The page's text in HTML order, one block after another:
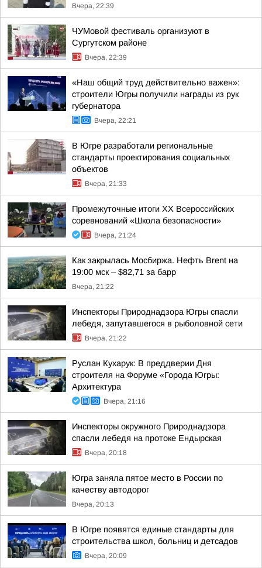
Вчера, 22:39
ЧУМовой фестиваль организуют в
Сургутском районе
Вчера, 22:39
«Наш общий труд действительно важен»:
строители Югры получили награды из рук
губернатора
Вчера, 22:21
В Югре разработали региональные
стандарты проектирования социальных
объектов
Вчера, 21:33
Промежуточные итоги XX Всероссийских
соревнований «Школа безопасности»
Вчера, 21:24
Как закрылась Мосбиржа. Нефть Brent на
19:00 мск – $82,71 за барр
Вчера, 21:22
Инспекторы Природнадзора Югры спасли
лебедя, запутавшегося в рыболовной сети
Вчера, 21:22
Руслан Кухарук: В преддверии Дня
строителя на Форуме «Города Югры:
Архитектура
Вчера, 21:16
Инспекторы окружного Природнадзора
спасли лебедя на протоке Ендырская
Вчера, 20:18
Югра заняла пятое место в России по
качеству автодорог
Вчера, 20:13
В Югре появятся единые стандарты для
строительства школ, больниц и детсадов
Вчера, 20:09